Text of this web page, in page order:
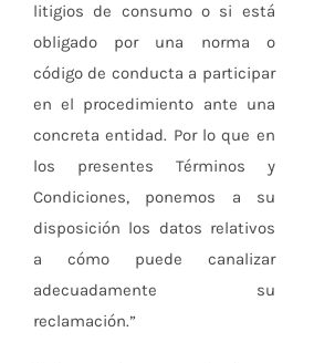
litigios de consumo o si está
obligado por una norma o
código de conducta a participar
en el procedimiento ante una
concreta entidad. Por lo que en
los presentes Términos y
Condiciones, ponemos a su
disposición los datos relativos
a cómo puede canalizar
adecuadamente su
reclamación.”